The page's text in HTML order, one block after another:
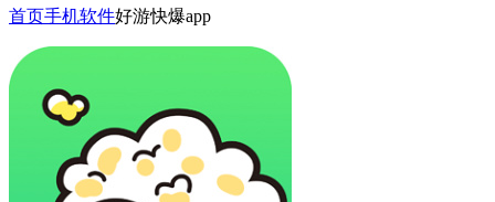
首页手机软件好游快爆app